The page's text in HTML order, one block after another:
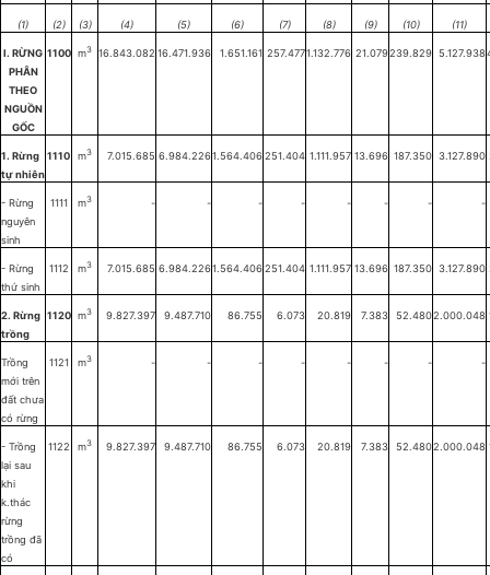
(1) (2) (3) (4) (5) (6) (7) (8) (9) (10) (11)
I. RỪNG
PHÂN
THEO
NGUỒN
GỐC
1100 m3 16.843.082 16.471.936 1.651.161 257.4771.132.776 21.079239.829 5.127.938
1. Rừng
tự nhiên
1110 m3 7.015.685 6.984.2261.564.406 251.404 1.111.957 13.696 187.350 3.127.890
- Rừng
nguyên
sinh
1111 m3 - - - - - - - -
- Rừng
thứ sinh
1112 m3 7.015.685 6.984.2261.564.406 251.404 1.111.957 13.696 187.350 3.127.890
2. Rừng
trồng
1120 m3 9.827.397 9.487.710 86.755 6.073 20.819 7.383 52.4802.000.048
Trồng
mới trên
đất chưa
có rừng
1121 m3 - - - - - - - -
- Trồng
lại sau
khi
k.thác
rừng
trồng đã
có
1122 m3 9.827.397 9.487.710 86.755 6.073 20.819 7.383 52.4802.000.048